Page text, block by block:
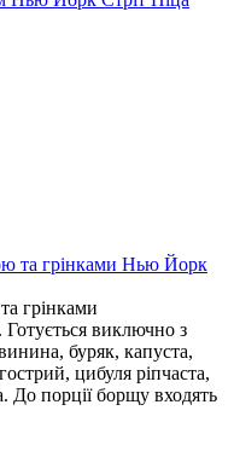
грінками
виключно з
буряк, капуста,
цибуля ріпчаста,
До порції борщу входять